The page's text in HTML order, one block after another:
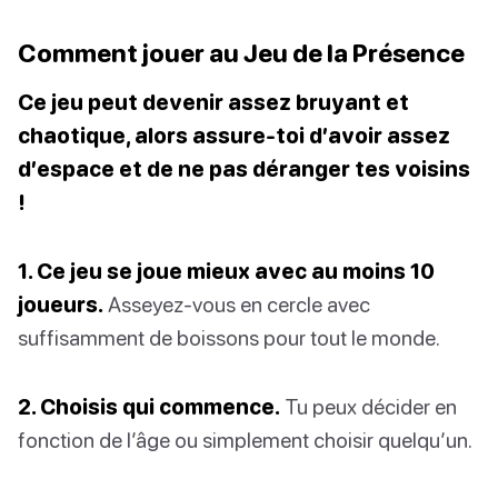
Comment jouer au Jeu de la Présence
Ce jeu peut devenir assez bruyant et
chaotique, alors assure-toi d’avoir assez
d’espace et de ne pas déranger tes voisins
!
1. Ce jeu se joue mieux avec au moins 10
joueurs. Asseyez-vous en cercle avec
suffisamment de boissons pour tout le monde.
2. Choisis qui commence. Tu peux décider en
fonction de l’âge ou simplement choisir quelqu’un.